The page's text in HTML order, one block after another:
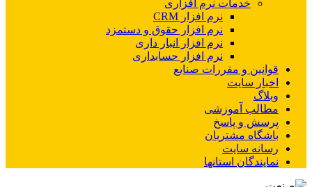
خدمات نرم افزاری
نرم افزار CRM
نرم افزار حقوق و دستمزد
نرم افزار انبار داری
نرم افزار حسابداری
قوانین و مقررات صنایع
اخبار سایت
وبلاگ
مطالب آموزشی
پرسش و پاسخ
باشگاه مشتریان
رسانه سایت
نمایندگان استانها